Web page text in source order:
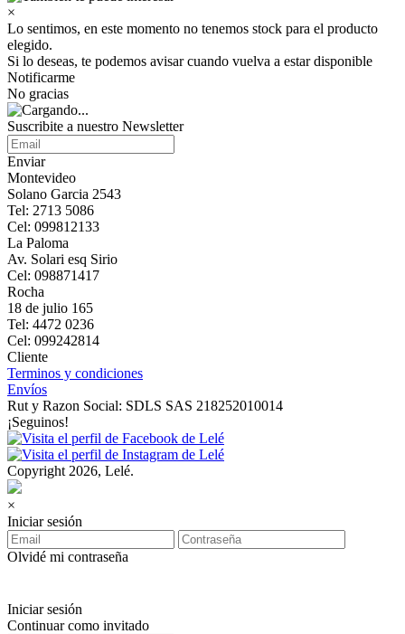
×
Lo sentimos, en este momento no tenemos stock para el producto
elegido.
Si lo deseas, te podemos avisar cuando vuelva a estar disponible
Notificarme
No gracias
Suscribite a nuestro Newsletter
Enviar
Montevideo
Solano Garcia 2543
Tel: 2713 5086
Cel: 099812133
La Paloma
Av. Solari esq Sirio
Cel: 098871417
Rocha
18 de julio 165
Tel: 4472 0236
Cel: 099242814
Cliente
Terminos y condiciones
Envíos
Rut y Razon Social: SDLS SAS 218252010014
¡Seguinos!
Copyright 2026, Lelé.
×
Iniciar sesión
Olvidé mi contraseña
Iniciar sesión
Continuar como invitado